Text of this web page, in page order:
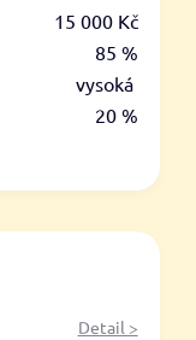
15 000 Kč
85 %
vysoká
20 %
Detail >